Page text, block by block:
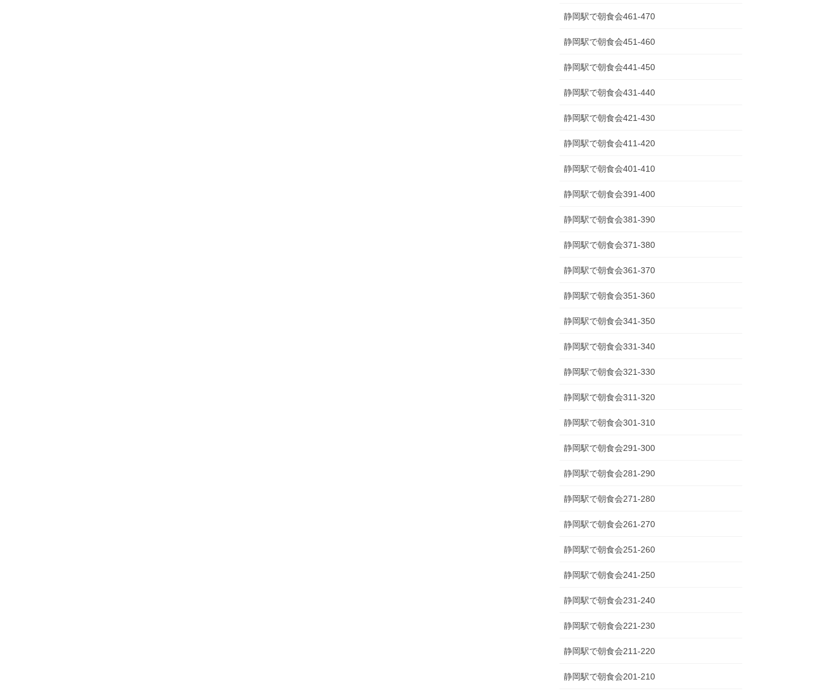
静岡駅で朝食会461-470
静岡駅で朝食会451-460
静岡駅で朝食会441-450
静岡駅で朝食会431-440
静岡駅で朝食会421-430
静岡駅で朝食会411-420
静岡駅で朝食会401-410
静岡駅で朝食会391-400
静岡駅で朝食会381-390
静岡駅で朝食会371-380
静岡駅で朝食会361-370
静岡駅で朝食会351-360
静岡駅で朝食会341‐350
静岡駅で朝食会331-340
静岡駅で朝食会321-330
静岡駅で朝食会311-320
静岡駅で朝食会301-310
静岡駅で朝食会291-300
静岡駅で朝食会281-290
静岡駅で朝食会271-280
静岡駅で朝食会261-270
静岡駅で朝食会251-260
静岡駅で朝食会241-250
静岡駅で朝食会231-240
静岡駅で朝食会221-230
静岡駅で朝食会211-220
静岡駅で朝食会201-210